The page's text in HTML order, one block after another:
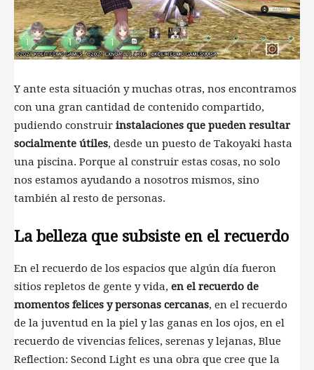
Y ante esta situación y muchas otras, nos encontramos
con una gran cantidad de contenido compartido,
pudiendo construir instalaciones que pueden resultar
socialmente útiles, desde un puesto de Takoyaki hasta
una piscina. Porque al construir estas cosas, no solo
nos estamos ayudando a nosotros mismos, sino
también al resto de personas.
La belleza que subsiste en el recuerdo
En el recuerdo de los espacios que algún día fueron
sitios repletos de gente y vida, en el recuerdo de
momentos felices y personas cercanas, en el recuerdo
de la juventud en la piel y las ganas en los ojos, en el
recuerdo de vivencias felices, serenas y lejanas, Blue
Reflection: Second Light es una obra que cree que la